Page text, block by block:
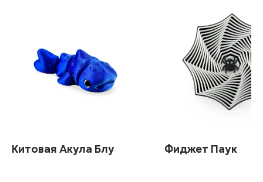
Китовая Акула Блу Фиджет Паук